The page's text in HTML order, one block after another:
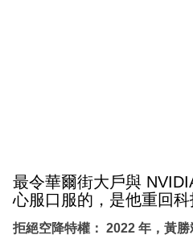
最令華爾街大戶與
心服口服的，是他重回科
拒絕空降特權： 2022 年，黃